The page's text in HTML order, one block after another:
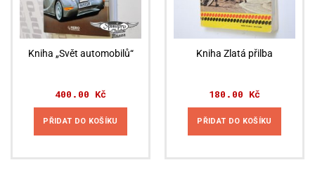
Kniha „Svět automobilů“
400.00 Kč
PŘIDAT DO KOŠÍKU
Kniha Zlatá přilba
180.00 Kč
PŘIDAT DO KOŠÍKU